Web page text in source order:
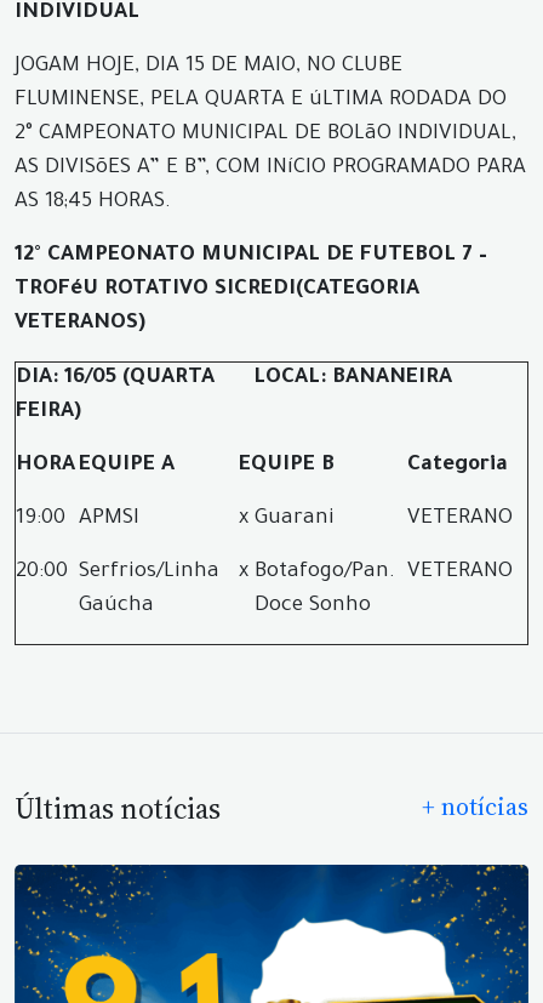
INDIVIDUAL
JOGAM HOJE, DIA 15 DE MAIO, NO CLUBE
FLUMINENSE, PELA QUARTA E úLTIMA RODADA DO
2° CAMPEONATO MUNICIPAL DE BOLãO INDIVIDUAL,
AS DIVISõES A” E B”, COM INíCIO PROGRAMADO PARA
AS 18;45 HORAS.
12° CAMPEONATO MUNICIPAL DE FUTEBOL 7 –
TROFéU ROTATIVO SICREDI(CATEGORIA
VETERANOS)
DIA: 16/05 (QUARTA
FEIRA)
LOCAL: BANANEIRA
HORA EQUIPE A EQUIPE B Categoria
19:00 APMSI x Guarani VETERANO
20:00 Serfrios/Linha
Gaúcha
x Botafogo/Pan.
Doce Sonho
VETERANO
Últimas notícias + notícias